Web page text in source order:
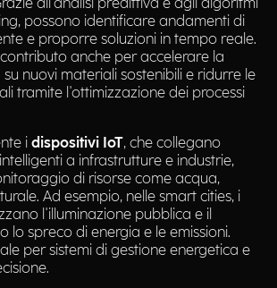
all'analisi predittiva e agli algoritmi
possono identificare andamenti di
e proporre soluzioni in tempo reale.
anche per accelerare la
su nuovi materiali sostenibili e ridurre le
tramite l'ottimizzazione dei processi
i dispositivi IoT, che collegano
a infrastrutture e industrie,
di risorse come acqua,
Ad esempio, nelle smart cities, i
l'illuminazione pubblica e il
lo spreco di energia e le emissioni​.
per sistemi di gestione energetica e